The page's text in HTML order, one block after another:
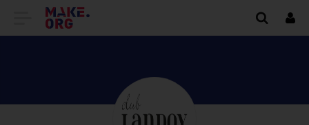
GA
HOMEPAGE
BEKIJK
Biografie: